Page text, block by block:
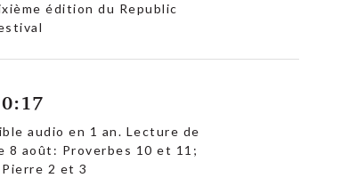
édition du Republic
audio en 1 an. Lecture de
8 août: Proverbes 10 et 11;
Pierre 2 et 3